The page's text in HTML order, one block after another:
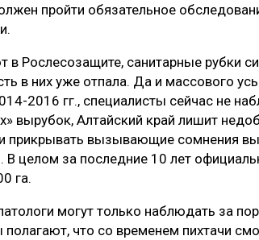
пройти обязательное
в Рослесозащите, санитарные рубки
в них уже отпала. Да и массового
2016 гг., специалисты сейчас не
вырубок, Алтайский край лишит
прикрывать вызывающие сомнения
В целом за последние 10 лет
га.
могут только наблюдать за
полагают, что со временем пихтачи